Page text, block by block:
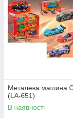
Металева машина
(LA-651)
В наявності